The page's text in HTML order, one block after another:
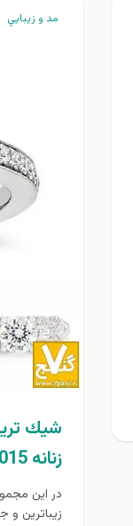
مد و زيبايي
شيك
زنانه 2015-2014 / سري 3
در اين
زيباترين و